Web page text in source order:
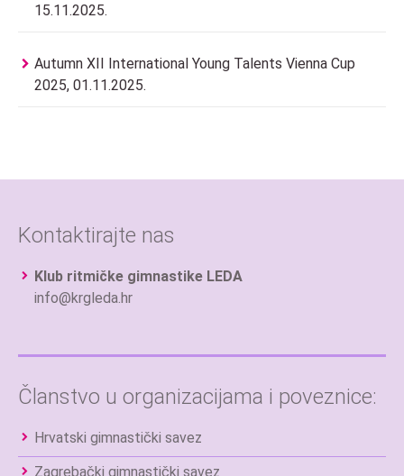
15.11.2025.
Autumn XII International Young Talents Vienna Cup
2025, 01.11.2025.
Kontaktirajte nas
Klub ritmičke gimnastike LEDA
info@krgleda.hr
Članstvo u organizacijama i poveznice:
Hrvatski gimnastički savez
Zagrebački gimnastički savez